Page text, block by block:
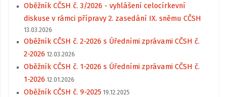
Oběžník CČSH č. 3/2026 - vyhlášení celocírkevní
diskuse v rámci přípravy 2. zasedání IX. sněmu CČSH
13.03.2026
Oběžník CČSH č. 2-2026 s Úředními zprávami CČSH č.
2-2026 12.03.2026
Oběžník CČSH č. 1-2026 s Úředními zprávami CČSH č.
1-2026 12.01.2026
Oběžník CČSH č. 9-2025 19.12.2025